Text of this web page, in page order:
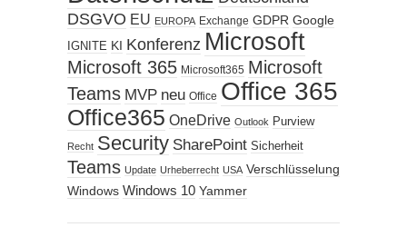
DSGVO EU EUROPA Exchange GDPR Google
IGNITE KI Konferenz Microsoft
Microsoft 365 Microsoft365 Microsoft
Teams MVP neu Office Office 365
Office365 OneDrive Outlook Purview
Recht Security SharePoint Sicherheit
Teams Update Urheberrecht USA Verschlüsselung
Windows Windows 10 Yammer